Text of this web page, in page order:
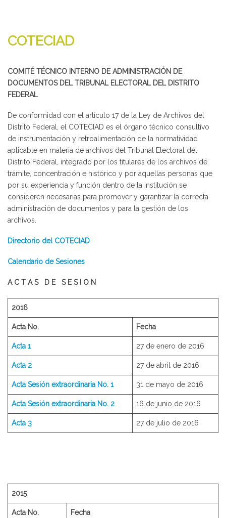
COTECIAD
COMITÉ TÉCNICO INTERNO DE ADMINISTRACIÓN DE
DOCUMENTOS DEL TRIBUNAL ELECTORAL DEL DISTRITO
FEDERAL
De conformidad con el artículo 17 de la Ley de Archivos del
Distrito Federal, el COTECIAD es el órgano técnico consultivo
de instrumentación y retroalimentación de la normatividad
aplicable en materia de archivos del Tribunal Electoral del
Distrito Federal, integrado por los titulares de los archivos de
trámite, concentración e histórico y por aquellas personas que
por su experiencia y función dentro de la institución se
consideren necesarias para promover y garantizar la correcta
administración de documentos y para la gestión de los
archivos.
Directorio del COTECIAD
Calendario de Sesiones
A C T A S D E S E S I O N
2016
Acta No. Fecha
Acta 1 27 de enero de 2016
Acta 2 27 de abril de 2016
Acta Sesión extraordinaria No. 1 31 de mayo de 2016
Acta Sesión extraordinaria No. 2 16 de junio de 2016
Acta 3 27 de julio de 2016
2015
Acta No. Fecha